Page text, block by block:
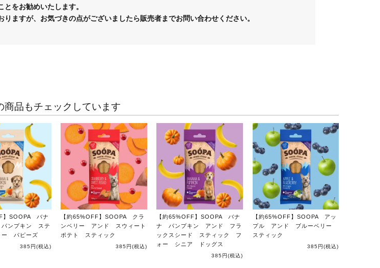
をお勧めいたします。
りますが、お気づきの点がございましたら販売者までお問い合わせください。
商品もチェックしています
】SOOPA バナ
ンプキン ステ
ー パピーズ
385円(税込)
【約65%OFF】SOOPA クラ
ンベリー アンド スウィート
ポテト スティック
385円(税込)
【約65%OFF】SOOPA バナ
ナ パンプキン アンド フラ
ックスシード スティック フ
ォー シニア ドッグス
385円(税込)
【約65%OFF】SOOPA アッ
プル アンド ブルーベリー
スティック
385円(税込)